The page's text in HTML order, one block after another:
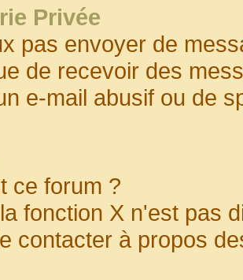
Privée
pas envoyer de
de recevoir des
e-mail abusif ou de
ce forum ?
fonction X n'est pas
contacter à propos